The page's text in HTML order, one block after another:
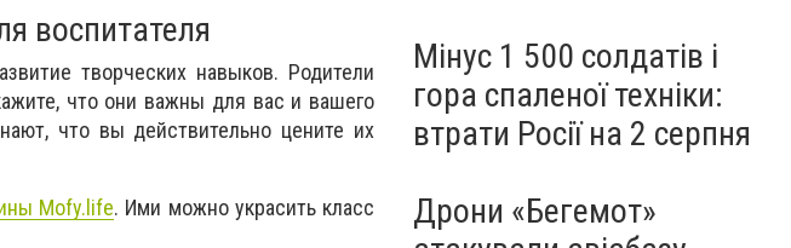
воспитателя
творческих навыков. Родители
что они важны для вас и вашего
что вы действительно цените их
Mofy.life. Ими можно украсить класс
Мінус 1 500 солдатів і
гора спаленої техніки:
втрати Росії на 2 серпня
Дрони «Бегемот»